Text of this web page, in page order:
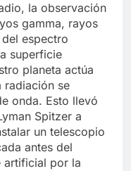
la observación
gamma, rayos
espectro
superficie
planeta actúa
radiación se
onda. Esto llevó
Spitzer a
un telescopio
antes del
artificial por la